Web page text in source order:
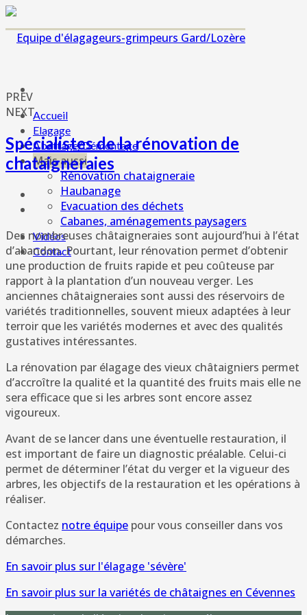
Accueil
Elagage
Abattage/Démontage
Mais aussi
Rénovation chataigneraie
Haubanage
Evacuation des déchets
Cabanes, aménagements paysagers
Vidéos
Contact
PREV
NEXT
Spécialistes de la rénovation de
chataigneraies
Des nombreuses châtaigneraies sont aujourd’hui à l’état
d’abandon. Pourtant, leur rénovation permet d’obtenir
une production de fruits rapide et peu coûteuse par
rapport à la plantation d’un nouveau verger. Les
anciennes châtaigneraies sont aussi des réservoirs de
variétés traditionnelles, souvent mieux adaptées à leur
terroir que les variétés modernes et avec des qualités
gustatives intéressantes.
La rénovation par élagage des vieux châtaigniers permet
d’accroître la qualité et la quantité des fruits mais elle ne
sera efficace que si les arbres sont encore assez
vigoureux.
Avant de se lancer dans une éventuelle restauration, il
est important de faire un diagnostic préalable. Celui-ci
permet de déterminer l’état du verger et la vigueur des
arbres, les objectifs de la restauration et les opérations à
réaliser.
Contactez notre équipe pour vous conseiller dans vos
démarches.
En savoir plus sur l'élagage 'sévère'
En savoir plus sur la variétés de châtaignes en Cévennes